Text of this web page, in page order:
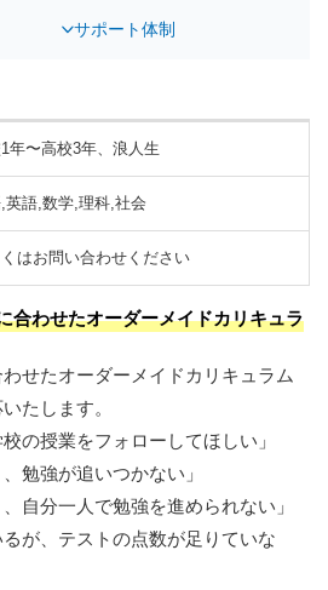
サポート体制
年〜高校3年、浪人生
,英語,数学,理科,社会
はお問い合わせください
合わせたオーダーメイドカリキュラ
せたオーダーメイドカリキュラム
たします。
の授業をフォローしてほしい」
勉強が追いつかない」
自分一人で勉強を進められない」
るが、テストの点数が足りていな